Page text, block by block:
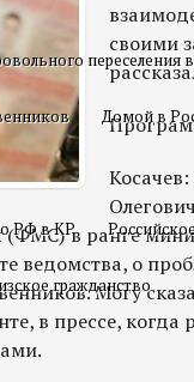
переселения
Домой в
РФ в КР
гражданство
своими
в ранге
ведомства, о
Могу
в прессе,